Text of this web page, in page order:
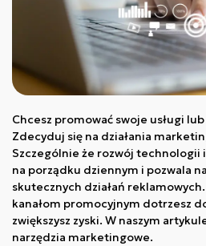
Chcesz promować swoje usługi
Zdecyduj się na działania
Szczególnie że rozwój
na porządku dziennym i pozwala
skutecznych działań
kanałom promocyjnym dotrzesz
zwiększysz zyski. W naszym
narzędzia marketingowe.